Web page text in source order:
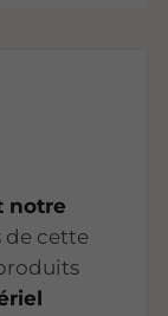
notre
de cette